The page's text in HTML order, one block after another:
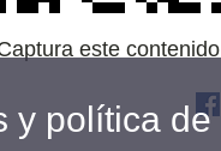
este contenido
y política de